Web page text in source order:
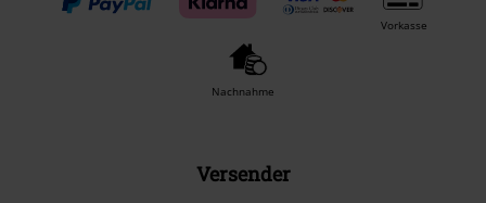
Vorkasse
Nachnahme
Versender